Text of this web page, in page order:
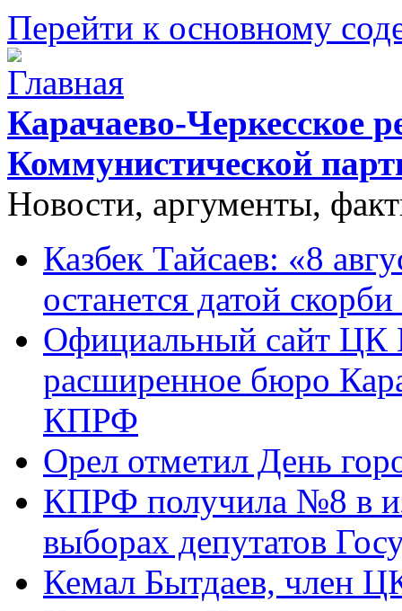
Перейти к основному
Карачаево-Черкесское
Коммунистической
Новости, аргументы,
Казбек Тайсаев: «8
останется датой
Официальный сайт ЦК
расширенное бюро
КПРФ
Орел отметил День
КПРФ получила №8 в
выборах депутатов
Кемал Бытдаев, член